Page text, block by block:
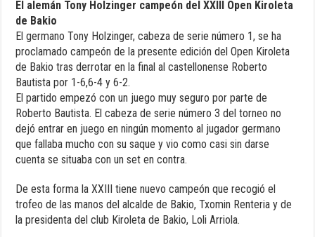
El alemán Tony Holzinger campeón del XXIII Open Kiroleta
de Bakio
El germano Tony Holzinger, cabeza de serie número 1, se ha
proclamado campeón de la presente edición del Open Kiroleta
de Bakio tras derrotar en la final al castellonense Roberto
Bautista por 1-6,6-4 y 6-2.
El partido empezó con un juego muy seguro por parte de
Roberto Bautista. El cabeza de serie número 3 del torneo no
dejó entrar en juego en ningún momento al jugador germano
que fallaba mucho con su saque y vio como casi sin darse
cuenta se situaba con un set en contra.
De esta forma la XXIII tiene nuevo campeón que recogió el
trofeo de las manos del alcalde de Bakio, Txomin Renteria y de
la presidenta del club Kiroleta de Bakio, Loli Arriola.